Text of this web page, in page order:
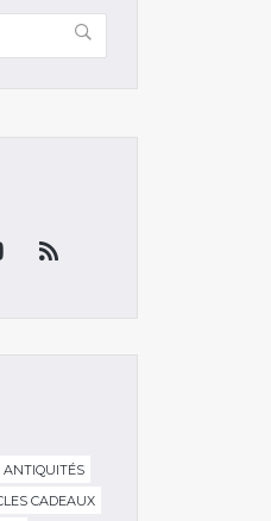
ANTIQUITÉS
CADEAUX